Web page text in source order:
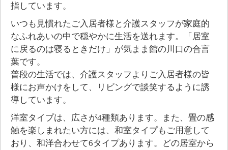
指しています。
いつも見慣れたご入居者様と介護スタッフが家庭的
なふれあいの中で穏やかに生活を送れます。「居室
に戻るのは寝るときだけ」が気まま館の川口の合言
葉です。
普段の生活では、介護スタッフよりご入居者様の皆
様にお声かけをして、リビングで談笑するように誘
導しています。
洋室タイプは、広さが4種類あります。また、畳の感
触を楽しまれたい方には、和室タイプもご用意して
おり、和洋合わせて6タイプあります。どの居室から